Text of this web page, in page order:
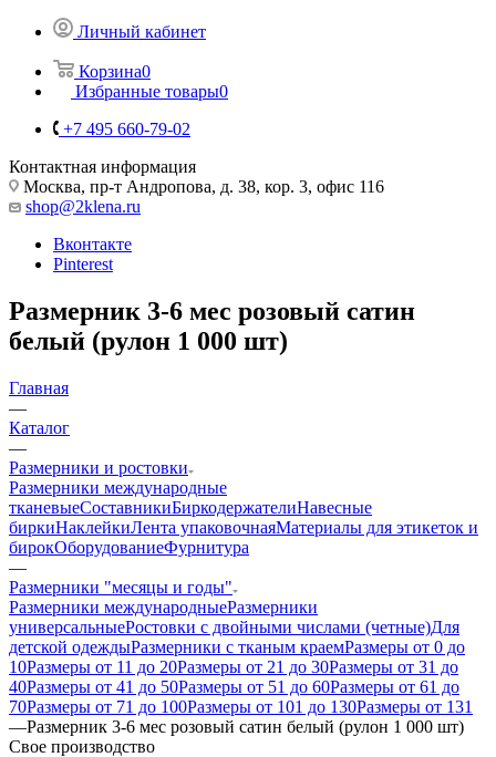
Личный кабинет
Корзина0
Избранные товары0
+7 495 660-79-02
Контактная информация
Москва, пр-т Андропова, д. 38, кор. 3, офис 116
shop@2klena.ru
Вконтакте
Pinterest
Размерник 3-6 мес розовый сатин
белый (рулон 1 000 шт)
Главная
—
Каталог
—
Размерники и ростовки
Размерники международные
тканевыеСоставникиБиркодержателиНавесные
биркиНаклейкиЛента упаковочнаяМатериалы для этикеток и
бирокОборудованиеФурнитура
—
Размерники "месяцы и годы"
Размерники международныеРазмерники
универсальныеРостовки с двойными числами (четные)Для
детской одеждыРазмерники с тканым краемРазмеры от 0 до
10Размеры от 11 до 20Размеры от 21 до 30Размеры от 31 до
40Размеры от 41 до 50Размеры от 51 до 60Размеры от 61 до
70Размеры от 71 до 100Размеры от 101 до 130Размеры от 131
—Размерник 3-6 мес розовый сатин белый (рулон 1 000 шт)
Свое производство